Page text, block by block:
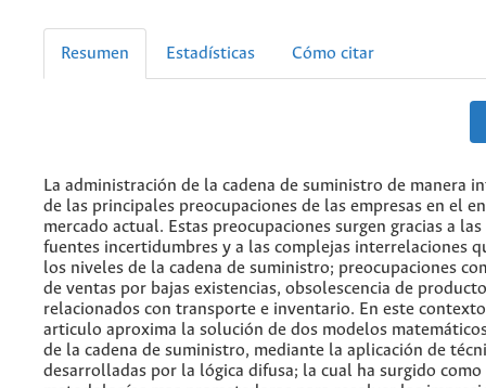
Resumen Estadísticas Cómo citar
La administración de la cadena de suministro de manera
de las principales preocupaciones de las empresas en el
mercado actual. Estas preocupaciones surgen gracias a las
fuentes incertidumbres y a las complejas interrelaciones
los niveles de la cadena de suministro; preocupaciones
de ventas por bajas existencias, obsolescencia de
relacionados con transporte e inventario. En este
articulo aproxima la solución de dos modelos
de la cadena de suministro, mediante la aplicación de
desarrolladas por la lógica difusa; la cual ha surgido como